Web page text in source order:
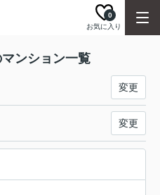
お気に入り
0
ンション一覧
変更
変更